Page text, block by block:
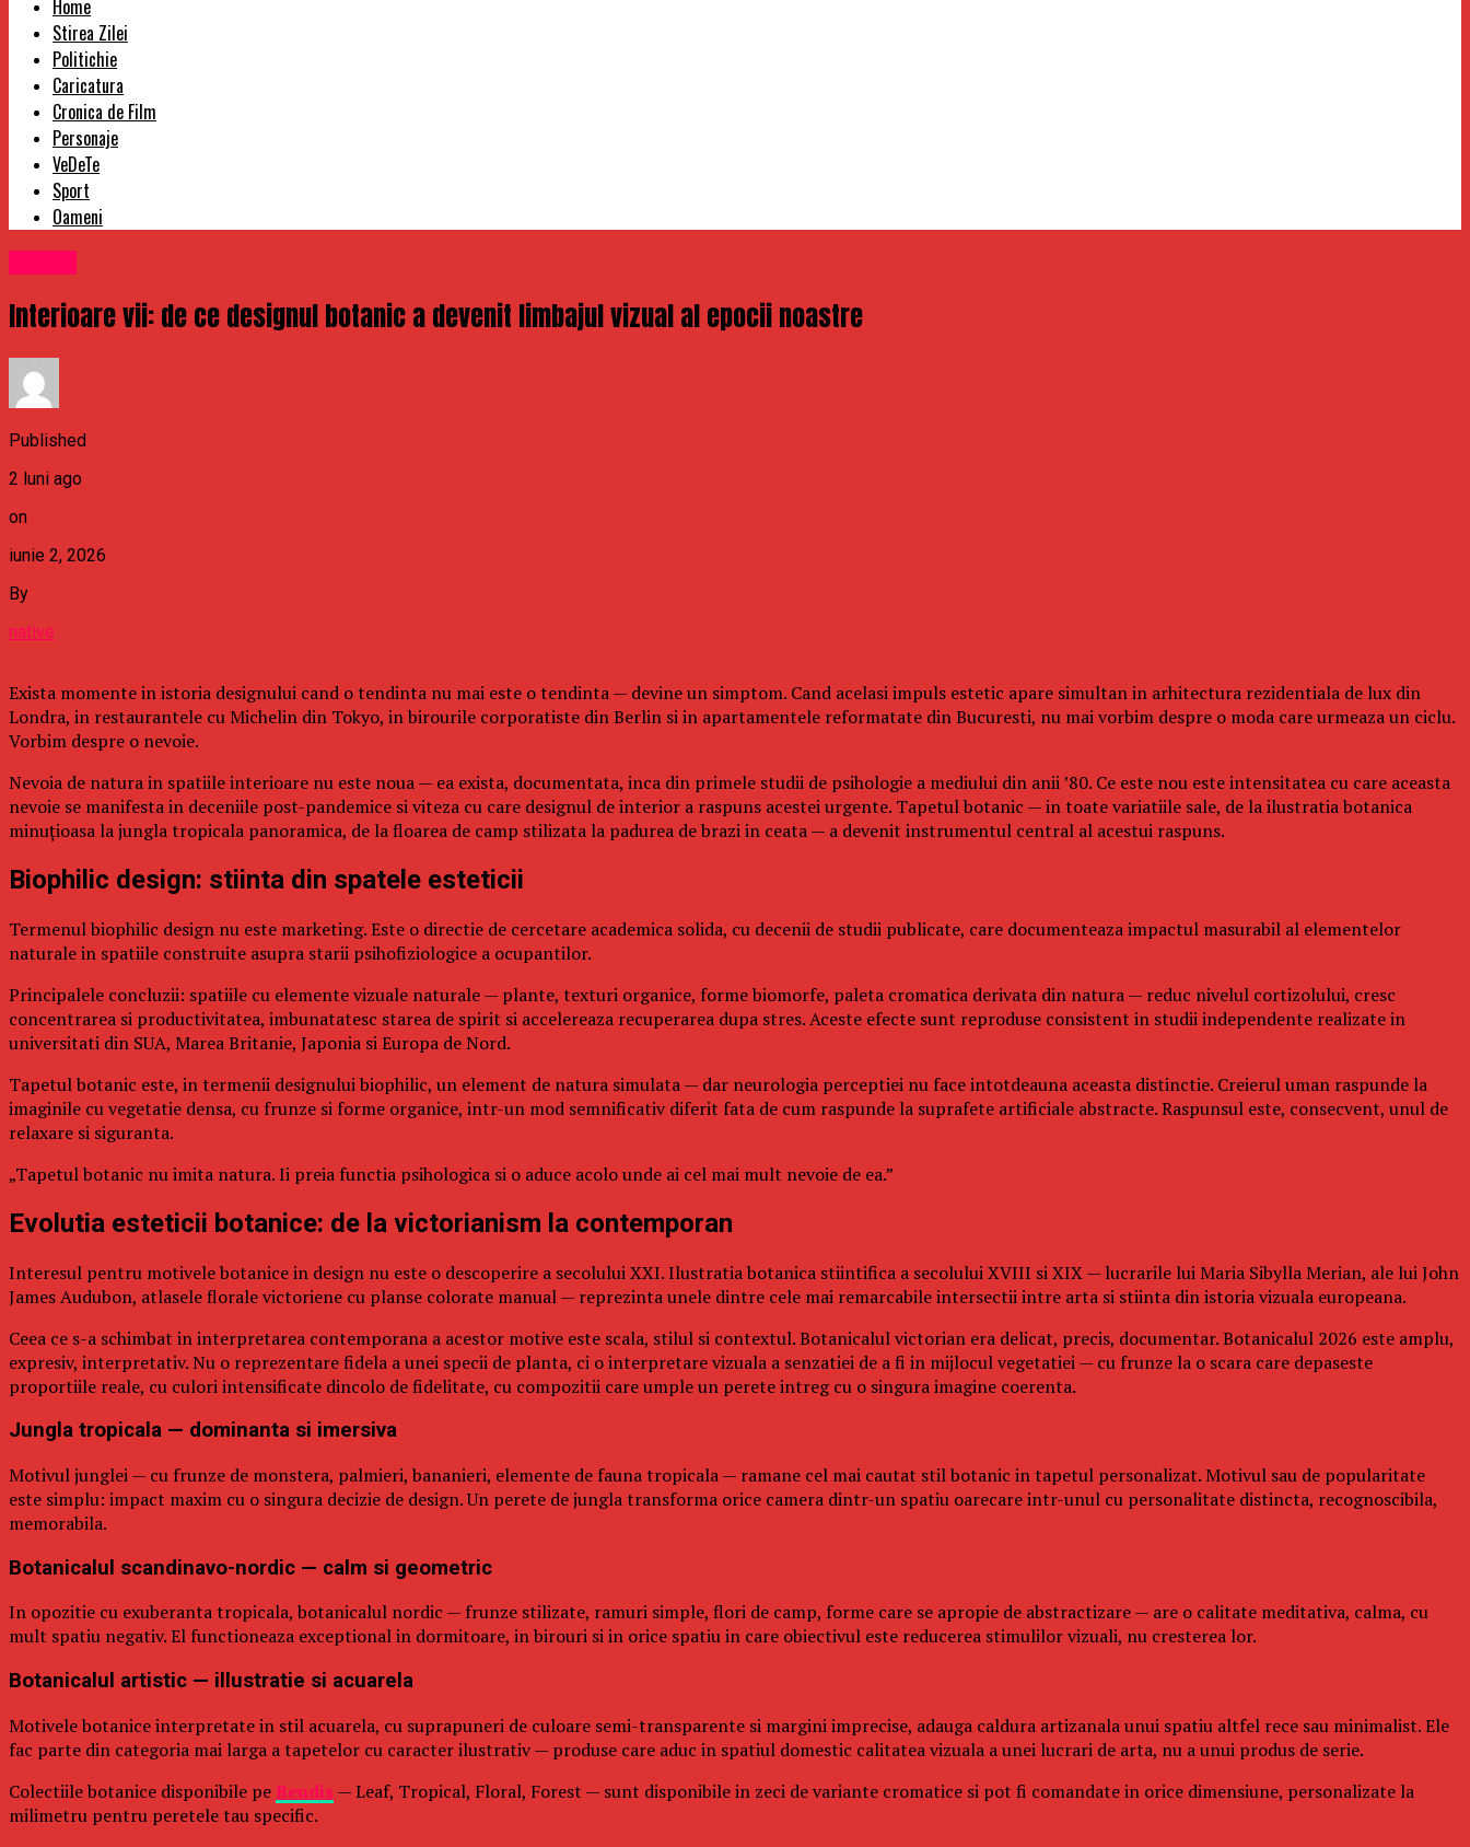
Home
Stirea Zilei
Politichie
Caricatura
Cronica de Film
Personaje
VeDeTe
Sport
Oameni
Interioare vii: de ce designul botanic a devenit limbajul vizual al epocii noastre
Published
2 luni ago
on
iunie 2, 2026
By
native
Exista momente in istoria designului cand o tendinta nu mai este o tendinta — devine un simptom. Cand acelasi impuls estetic apare simultan in arhitectura rezidentiala de lux din
Londra, in restaurantele cu Michelin din Tokyo, in birourile corporatiste din Berlin si in apartamentele reformatate din Bucuresti, nu mai vorbim despre o moda care urmeaza un ciclu.
Vorbim despre o nevoie.
Nevoia de natura in spatiile interioare nu este noua — ea exista, documentata, inca din primele studii de psihologie a mediului din anii ’80. Ce este nou este intensitatea cu care aceasta
nevoie se manifesta in deceniile post-pandemice si viteza cu care designul de interior a raspuns acestei urgente. Tapetul botanic — in toate variatiile sale, de la ilustratia botanica
minuțioasa la jungla tropicala panoramica, de la floarea de camp stilizata la padurea de brazi in ceata — a devenit instrumentul central al acestui raspuns.
Biophilic design: stiinta din spatele esteticii
Termenul biophilic design nu este marketing. Este o directie de cercetare academica solida, cu decenii de studii publicate, care documenteaza impactul masurabil al elementelor
naturale in spatiile construite asupra starii psihofiziologice a ocupantilor.
Principalele concluzii: spatiile cu elemente vizuale naturale — plante, texturi organice, forme biomorfe, paleta cromatica derivata din natura — reduc nivelul cortizolului, cresc
concentrarea si productivitatea, imbunatatesc starea de spirit si accelereaza recuperarea dupa stres. Aceste efecte sunt reproduse consistent in studii independente realizate in
universitati din SUA, Marea Britanie, Japonia si Europa de Nord.
Tapetul botanic este, in termenii designului biophilic, un element de natura simulata — dar neurologia perceptiei nu face intotdeauna aceasta distinctie. Creierul uman raspunde la
imaginile cu vegetatie densa, cu frunze si forme organice, intr-un mod semnificativ diferit fata de cum raspunde la suprafete artificiale abstracte. Raspunsul este, consecvent, unul de
relaxare si siguranta.
„Tapetul botanic nu imita natura. Ii preia functia psihologica si o aduce acolo unde ai cel mai mult nevoie de ea.”
Evolutia esteticii botanice: de la victorianism la contemporan
Interesul pentru motivele botanice in design nu este o descoperire a secolului XXI. Ilustratia botanica stiintifica a secolului XVIII si XIX — lucrarile lui Maria Sibylla Merian, ale lui John
James Audubon, atlasele florale victoriene cu planse colorate manual — reprezinta unele dintre cele mai remarcabile intersectii intre arta si stiinta din istoria vizuala europeana.
Ceea ce s-a schimbat in interpretarea contemporana a acestor motive este scala, stilul si contextul. Botanicalul victorian era delicat, precis, documentar. Botanicalul 2026 este amplu,
expresiv, interpretativ. Nu o reprezentare fidela a unei specii de planta, ci o interpretare vizuala a senzatiei de a fi in mijlocul vegetatiei — cu frunze la o scara care depaseste
proportiile reale, cu culori intensificate dincolo de fidelitate, cu compozitii care umple un perete intreg cu o singura imagine coerenta.
Jungla tropicala — dominanta si imersiva
Motivul junglei — cu frunze de monstera, palmieri, bananieri, elemente de fauna tropicala — ramane cel mai cautat stil botanic in tapetul personalizat. Motivul sau de popularitate
este simplu: impact maxim cu o singura decizie de design. Un perete de jungla transforma orice camera dintr-un spatiu oarecare intr-unul cu personalitate distincta, recognoscibila,
memorabila.
Botanicalul scandinavo-nordic — calm si geometric
In opozitie cu exuberanta tropicala, botanicalul nordic — frunze stilizate, ramuri simple, flori de camp, forme care se apropie de abstractizare — are o calitate meditativa, calma, cu
mult spatiu negativ. El functioneaza exceptional in dormitoare, in birouri si in orice spatiu in care obiectivul este reducerea stimulilor vizuali, nu cresterea lor.
Botanicalul artistic — illustratie si acuarela
Motivele botanice interpretate in stil acuarela, cu suprapuneri de culoare semi-transparente si margini imprecise, adauga caldura artizanala unui spatiu altfel rece sau minimalist. Ele
fac parte din categoria mai larga a tapetelor cu caracter ilustrativ — produse care aduc in spatiul domestic calitatea vizuala a unei lucrari de arta, nu a unui produs de serie.
Colectiile botanice disponibile pe Beudis — Leaf, Tropical, Floral, Forest — sunt disponibile in zeci de variante cromatice si pot fi comandate in orice dimensiune, personalizate la
milimetru pentru peretele tau specific.